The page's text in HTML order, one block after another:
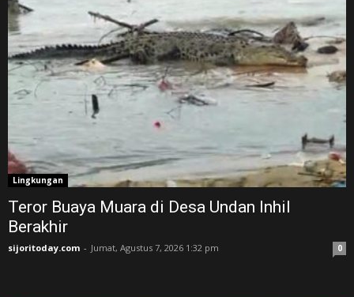
Lingkungan
Teror Buaya Muara di Desa Undan Inhil
Berakhir
sijoritoday.com - Jumat, Agustus 7, 2026 1:32 pm 0